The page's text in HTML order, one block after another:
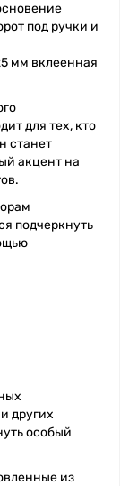
под ручки и
мм вклеенная
для тех, кто
станет
акцент на
подчеркнуть
других
особый
из